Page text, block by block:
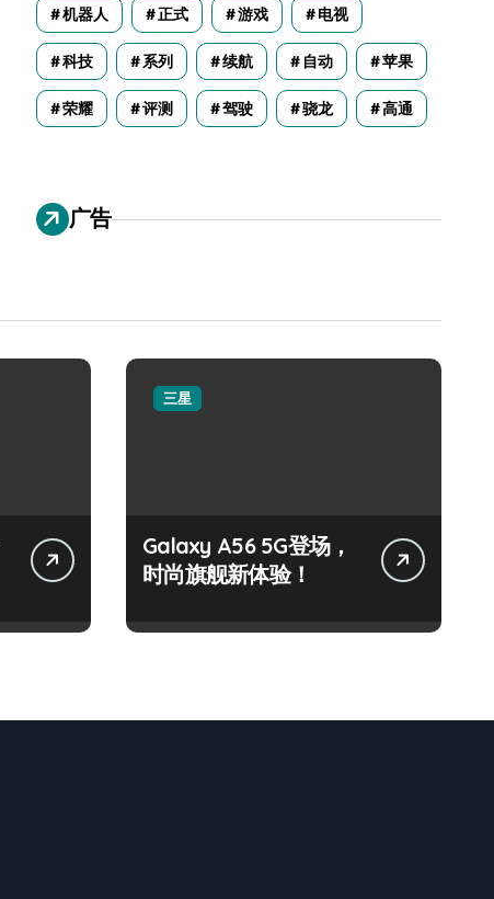
机器人 正式 游戏 电视
科技 系列 续航 自动 苹果
荣耀 评测 驾驶 骁龙 高通
广告
三星
Galaxy A56 5G登场，
时尚旗舰新体验！